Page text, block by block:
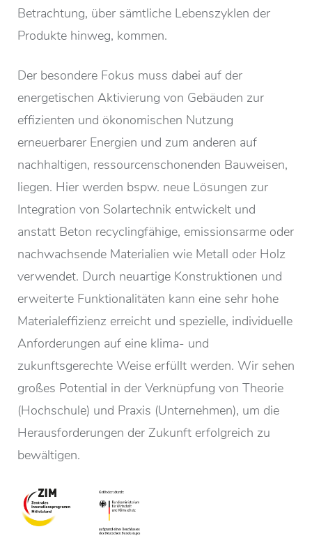
Betrachtung, über sämtliche Lebenszyklen der
Produkte hinweg, kommen.
Der besondere Fokus muss dabei auf der
energetischen Aktivierung von Gebäuden zur
effizienten und ökonomischen Nutzung
erneuerbarer Energien und zum anderen auf
nachhaltigen, ressourcenschonenden Bauweisen,
liegen. Hier werden bspw. neue Lösungen zur
Integration von Solartechnik entwickelt und
anstatt Beton recyclingfähige, emissionsarme oder
nachwachsende Materialien wie Metall oder Holz
verwendet. Durch neuartige Konstruktionen und
erweiterte Funktionalitäten kann eine sehr hohe
Materialeffizienz erreicht und spezielle, individuelle
Anforderungen auf eine klima- und
zukunftsgerechte Weise erfüllt werden. Wir sehen
großes Potential in der Verknüpfung von Theorie
(Hochschule) und Praxis (Unternehmen), um die
Herausforderungen der Zukunft erfolgreich zu
bewältigen.